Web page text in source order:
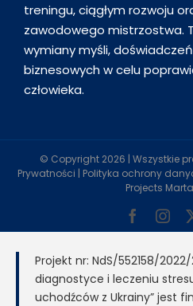
treningu, ciągłym rozwoju
zawodowego mistrzostwa.
wymiany myśli,
biznesowych w celu
człowieka.
© Copyright 2026 | Wszystkie
Prywatności | Polityka ochrony
Projects
Projekt nr: NdS/552158/
diagnostyce i leczeniu
uchodźców z Ukrainy” jest